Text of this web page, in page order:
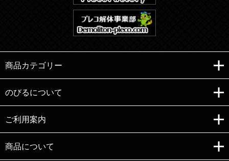
商品カテゴリー
のびるについて
ご利用案内
商品についてCopyright (C)e-nobiru All right reserved.